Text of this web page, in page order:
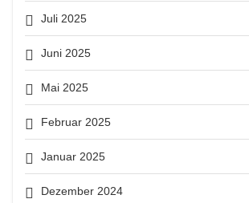
Juli 2025
Juni 2025
Mai 2025
Februar 2025
Januar 2025
Dezember 2024